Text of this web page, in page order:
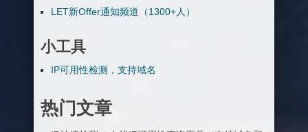
LET新Offer通知频道（1300+人）
小工具
IP可用性检测，支持域名
热门文章